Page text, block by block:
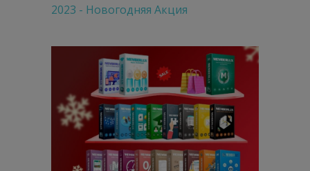
2023 - Новогодняя Акция